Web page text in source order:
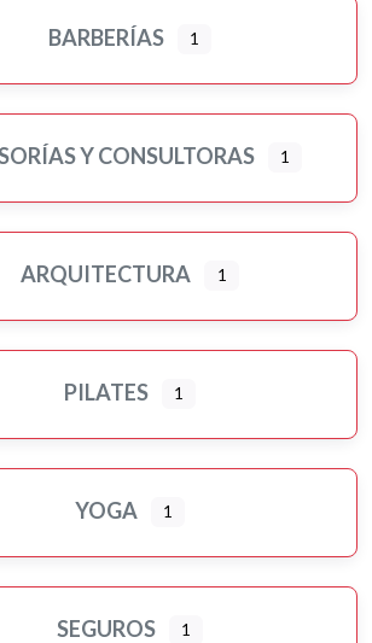
BARBERÍAS 1
Y CONSULTORAS 1
ARQUITECTURA 1
PILATES 1
YOGA 1
SEGUROS 1